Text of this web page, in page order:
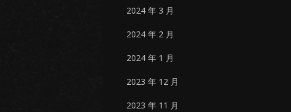
2024 年 3 月
2024 年 2 月
2024 年 1 月
2023 年 12 月
2023 年 11 月